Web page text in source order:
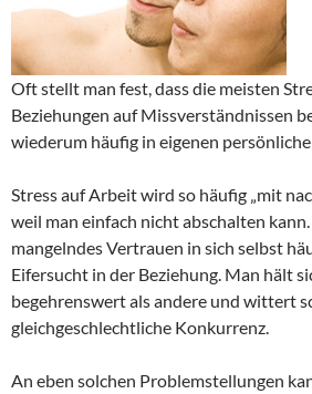
Oft stellt man fest, dass die meisten
Beziehungen auf Missverständnissen
wiederum häufig in eigenen
Stress auf Arbeit wird so häufig „mit
weil man einfach nicht abschalten
mangelndes Vertrauen in sich selbst
Eifersucht in der Beziehung. Man hält
begehrenswert als andere und wittert
gleichgeschlechtliche Konkurrenz.
An eben solchen Problemstellungen